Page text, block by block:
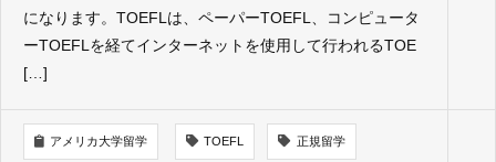
になります。TOEFLは、ペーパーTOEFL、コンピュータ
ーTOEFLを経てインターネットを使用して行われるTOE
[…]
アメリカ大学留学 TOEFL 正規留学